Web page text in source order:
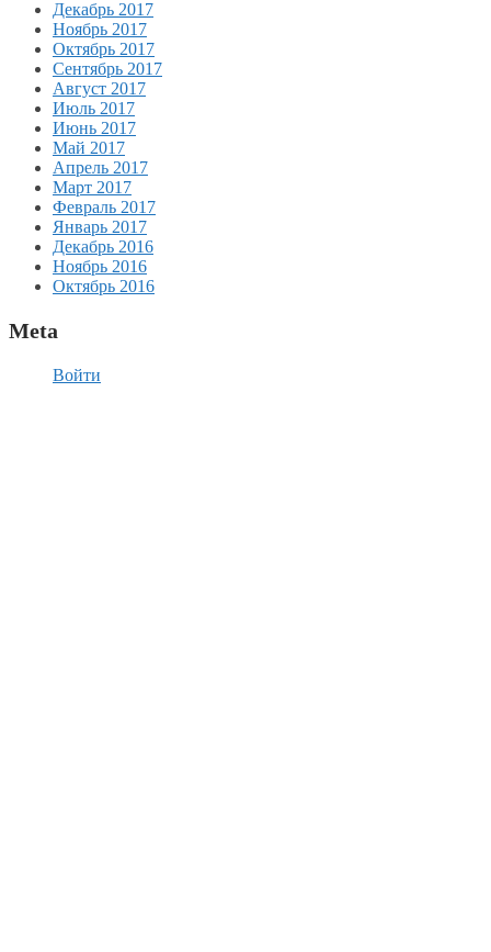
Декабрь 2017
Ноябрь 2017
Октябрь 2017
Сентябрь 2017
Август 2017
Июль 2017
Июнь 2017
Май 2017
Апрель 2017
Март 2017
Февраль 2017
Январь 2017
Декабрь 2016
Ноябрь 2016
Октябрь 2016
Meta
Войти